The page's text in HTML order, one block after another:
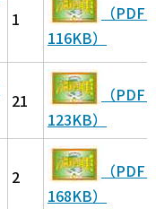
1
（PDF
116KB）
21
（PDF
123KB）
2
（PDF
168KB）